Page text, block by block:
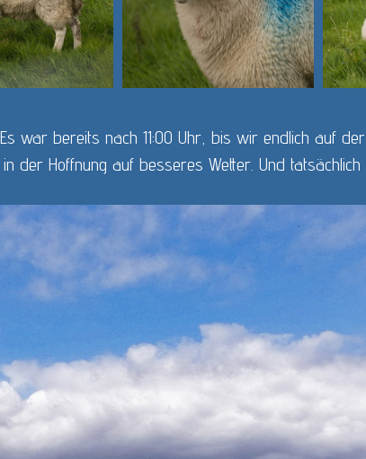
war bereits nach 11:00 Uhr, bis wir endlich auf
der Hoffnung auf besseres Wetter. Und